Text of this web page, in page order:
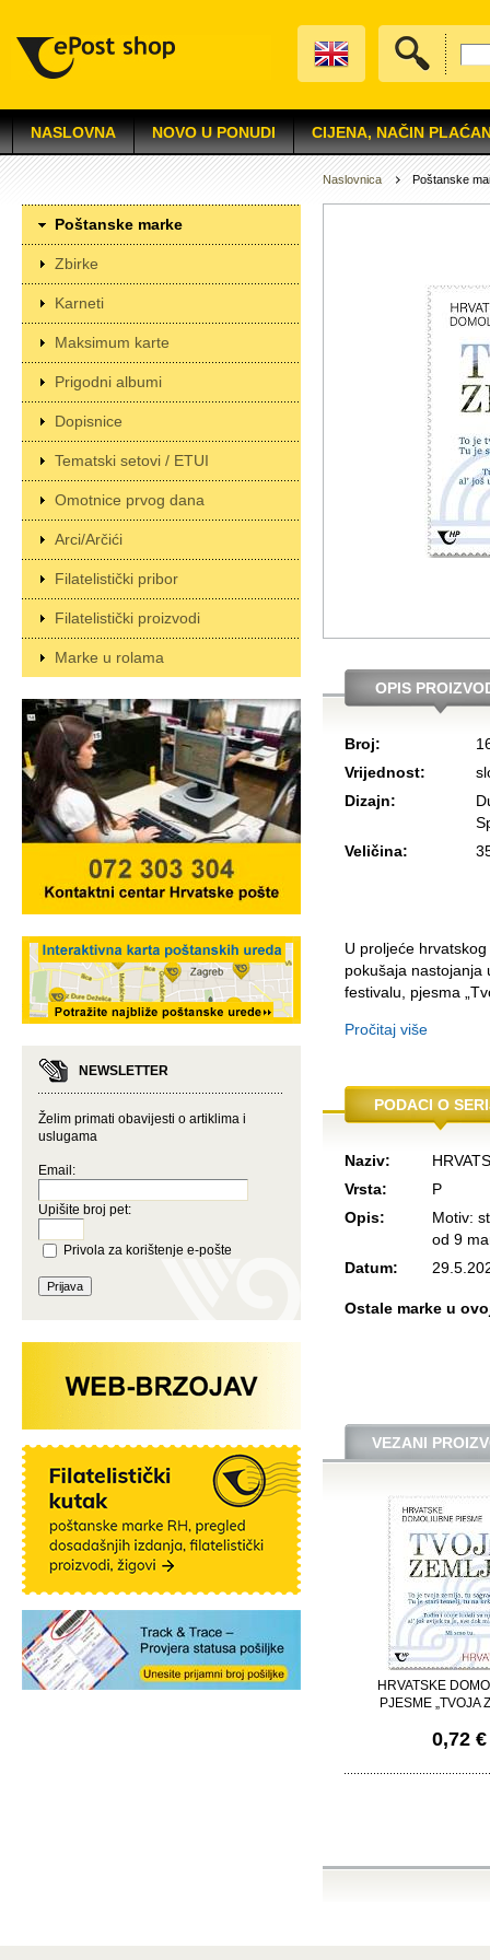
NASLOVNA NOVO U PONUDI CIJENA, NAČIN
Poštanske marke
Zbirke
Karneti
Maksimum karte
Prigodni albumi
Dopisnice
Tematski setovi / ETUI
Omotnice prvog dana
Arci/Arčići
Filatelistički pribor
Filatelistički proizvodi
Marke u rolama
NEWSLETTER
Želim primati obavijesti o artiklima i
uslugama
Email:
Upišite broj pet:
Privola za korištenje e-pošte
Naslovnica Poštanske
OPIS
Broj:
Vrijednost:
Dizajn:
Veličina:
U proljeće
pokušaja nastojanja
festivalu, pjesma
Pročitaj više
PODACI O
Naziv:
Vrsta:
P
Opis:
Motiv:
od 9
Datum:
Ostale marke u
VEZANI
HRVATSKE
PJESME „TVOJA
0,72 €